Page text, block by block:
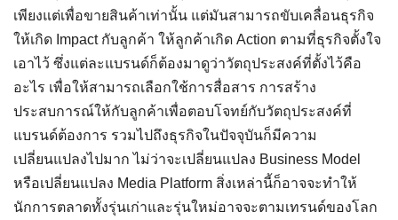
เพียงแต่เพื่อขายสินค้าเท่านั้น แต่มันสามารถขับเคลื่อนธุรกิจ
ให้เกิด Impact กับลูกค้า ให้ลูกค้าเกิด Action ตามที่ธุรกิจตั้งใจ
เอาไว้ ซึ่งแต่ละแบรนด์ก็ต้องมาดูว่าวัตถุประสงค์ที่ตั้งไว้คือ
อะไร เพื่อให้สามารถเลือกใช้การสื่อสาร การสร้าง
ประสบการณ์ให้กับลูกค้าเพื่อตอบโจทย์กับวัตถุประสงค์ที่
แบรนด์ต้องการ รวมไปถึงธุรกิจในปัจจุบันก็มีความ
เปลี่ยนแปลงไปมาก ไม่ว่าจะเปลี่ยนแปลง Business Model
หรือเปลี่ยนแปลง Media Platform สิ่งเหล่านี้ก็อาจจะทำให้
นักการตลาดทั้งรุ่นเก่าและรุ่นใหม่อาจจะตามเทรนด์ของโลก